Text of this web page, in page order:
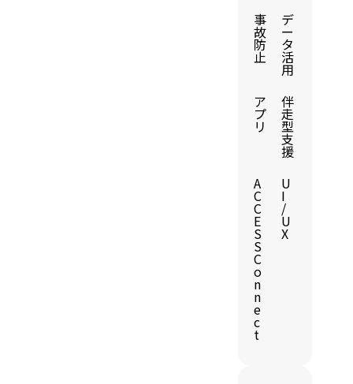
事
故
防
止
デ
ー
タ
活
用
ア
プ
リ
伴
走
型
支
援
A
C
C
E
S
S
C
o
n
n
e
c
t
U
I
/
U
X